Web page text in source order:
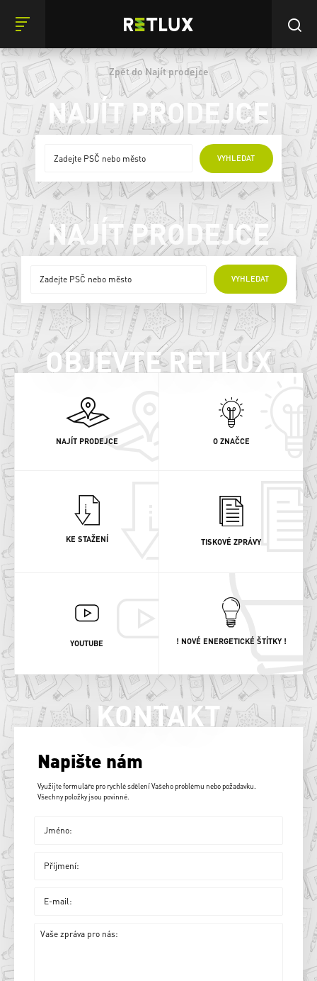
Zpět do Najít prodejce
NAJÍT PRODEJCE
VYHLEDAT
ONLINE PRODEJCI
NAJÍT PRODEJCE
VYHLEDAT
ONLINE PRODEJCI
OBJEVTE RETLUX
NAJÍT PRODEJCE O ZNAČCE
KE STAŽENÍ TISKOVÉ ZPRÁVY
YOUTUBE ! NOVÉ ENERGETICKÉ ŠTÍTKY !
KONTAKT
Napište nám
Využijte formuláře pro rychlé sdělení Vašeho problému nebo požadavku.
Všechny položky jsou povinné.